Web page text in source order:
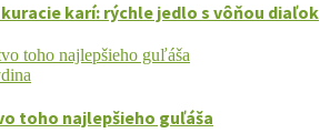
karí: rýchle jedlo s vôňou diaľok
toho najlepšieho guľáša